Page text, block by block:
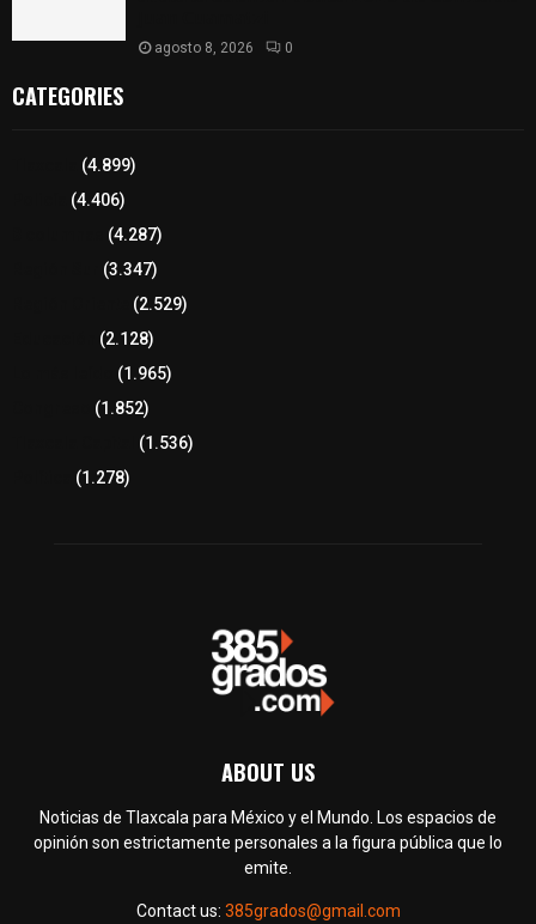
agosto 8, 2026 0
CATEGORIES
(4.899)
(4.406)
(4.287)
(3.347)
(2.529)
(2.128)
(1.965)
(1.852)
(1.536)
(1.278)
ABOUT US
Noticias de Tlaxcala para México y el Mundo. Los espacios de
opinión son estrictamente personales a la figura pública que lo
emite.
Contact us: 385grados@gmail.com